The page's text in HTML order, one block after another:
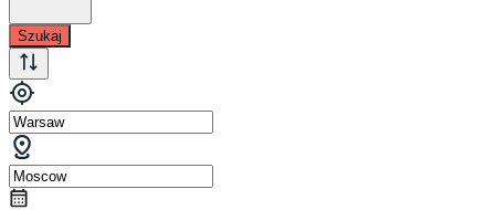
Szukaj